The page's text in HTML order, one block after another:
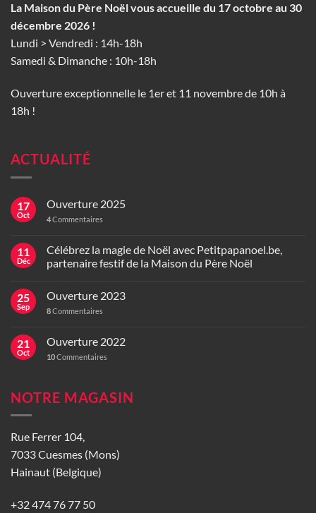
La Maison du Père Noël vous accueille du 17 octobre au 30
décembre 2026 !
Lundi > Vendredi : 14h-18h
Samedi & Dimanche : 10h-18h
Ouverture exceptionnelle le 1er et 11 novembre de 10h à
18h !
ACTUALITÉ
17
Oct
Ouverture 2025
4Commentaires
11
Déc
Célébrez la magie de Noël avec Petitpapanoel.be,
partenaire festif de la Maison du Père Noël
25
Sep
Ouverture 2023
8Commentaires
21
Oct
Ouverture 2022
10Commentaires
NOTRE MAGASIN
Rue Ferrer 104,
7033 Cuesmes (Mons)
Hainaut (Belgique)
+32 474 76 77 50